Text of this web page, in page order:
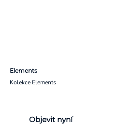
Elements
Kolekce Elements
Objevit nyní